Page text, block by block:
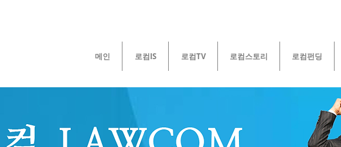
메인 로컴IS 로컴TV 로컴스토리 로컴펀딩